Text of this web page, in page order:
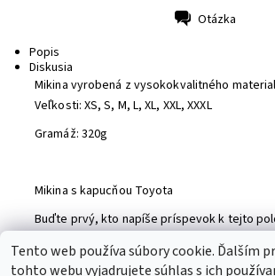
Otázka
Popis
Diskusia
Mikina vyrobená z vysokokvalitného
Veľkosti: XS, S, M, L, XL, XXL, XXXL
Gramáž: 320g
Mikina s kapucňou Toyota
Buďte prvý, kto napíše príspevok k tejto
Pridať komentár
Tento web používa súbory cookie. Ďalším
tohto webu vyjadrujete súhlas s ich